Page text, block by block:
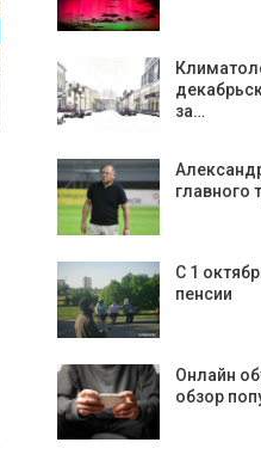
за…
главного
С 1
пенсии
Онлайн
обзор